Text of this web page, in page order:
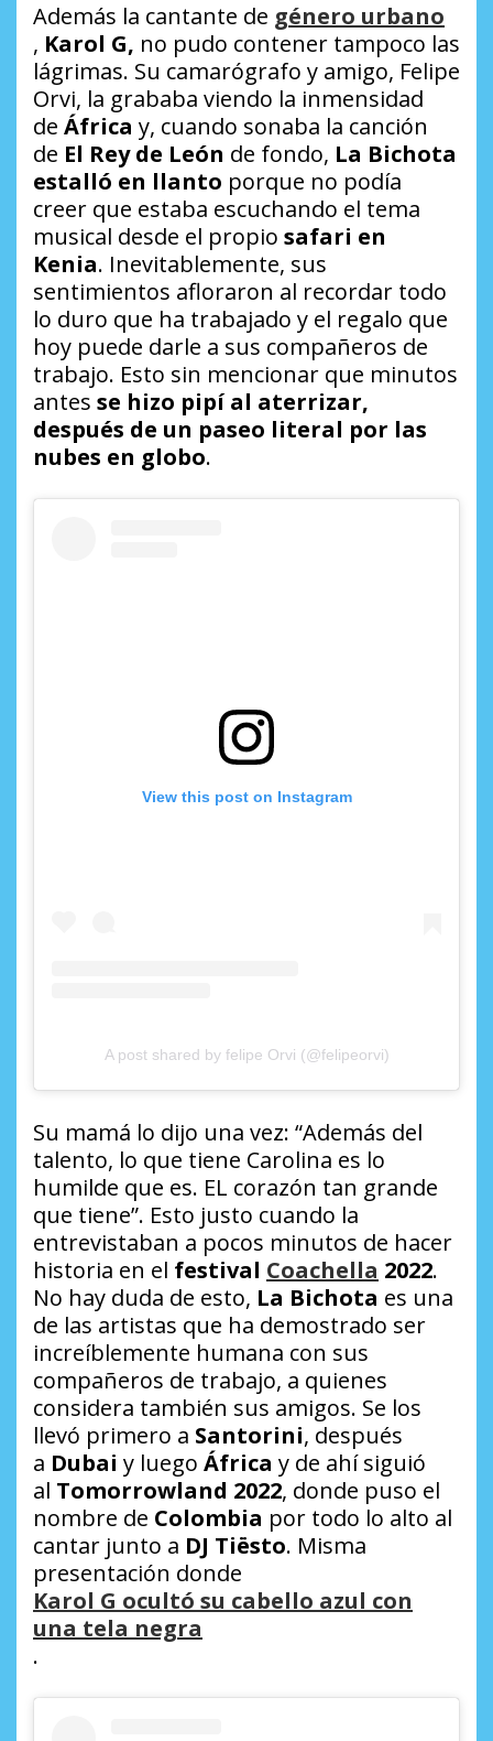
Además la cantante de género urbano
, Karol G, no pudo contener tampoco las
lágrimas. Su camarógrafo y amigo, Felipe
Orvi, la grababa viendo la inmensidad
de África y, cuando sonaba la canción
de El Rey de León de fondo, La Bichota
estalló en llanto porque no podía
creer que estaba escuchando el tema
musical desde el propio safari en
Kenia. Inevitablemente, sus
sentimientos afloraron al recordar todo
lo duro que ha trabajado y el regalo que
hoy puede darle a sus compañeros de
trabajo. Esto sin mencionar que minutos
antes se hizo pipí al aterrizar,
después de un paseo literal por las
nubes en globo.
View this post on Instagram
A post shared by felipe Orvi (@felipeorvi)
Su mamá lo dijo una vez: “Además del
talento, lo que tiene Carolina es lo
humilde que es. EL corazón tan grande
que tiene”. Esto justo cuando la
entrevistaban a pocos minutos de hacer
historia en el festival Coachella 2022.
No hay duda de esto, La Bichota es una
de las artistas que ha demostrado ser
increíblemente humana con sus
compañeros de trabajo, a quienes
considera también sus amigos. Se los
llevó primero a Santorini, después
a Dubai y luego África y de ahí siguió
al Tomorrowland 2022, donde puso el
nombre de Colombia por todo lo alto al
cantar junto a DJ Tiësto. Misma
presentación donde
Karol G ocultó su cabello azul con
una tela negra
.